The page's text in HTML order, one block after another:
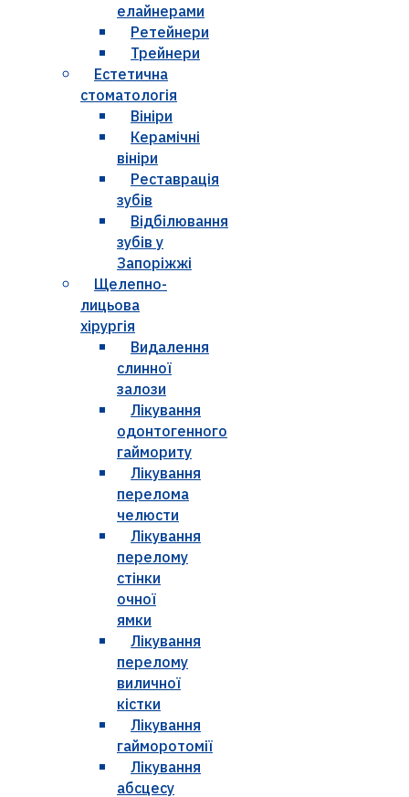
елайнерами
Ретейнери
Трейнери
Естетична
стоматологія
Вініри
Керамічні
вініри
Реставрація
зубів
Відбілювання
зубів у
Запоріжжі
Щелепно-
лицьова
хірургія
Видалення
слинної
залози
Лікування
одонтогенного
гаймориту
Лікування
перелома
челюсти
Лікування
перелому
стінки
очної
ямки
Лікування
перелому
виличної
кістки
Лікування
гайморотомії
Лікування
абсцесу